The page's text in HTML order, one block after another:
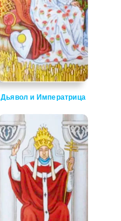
Дьявол и Императрица